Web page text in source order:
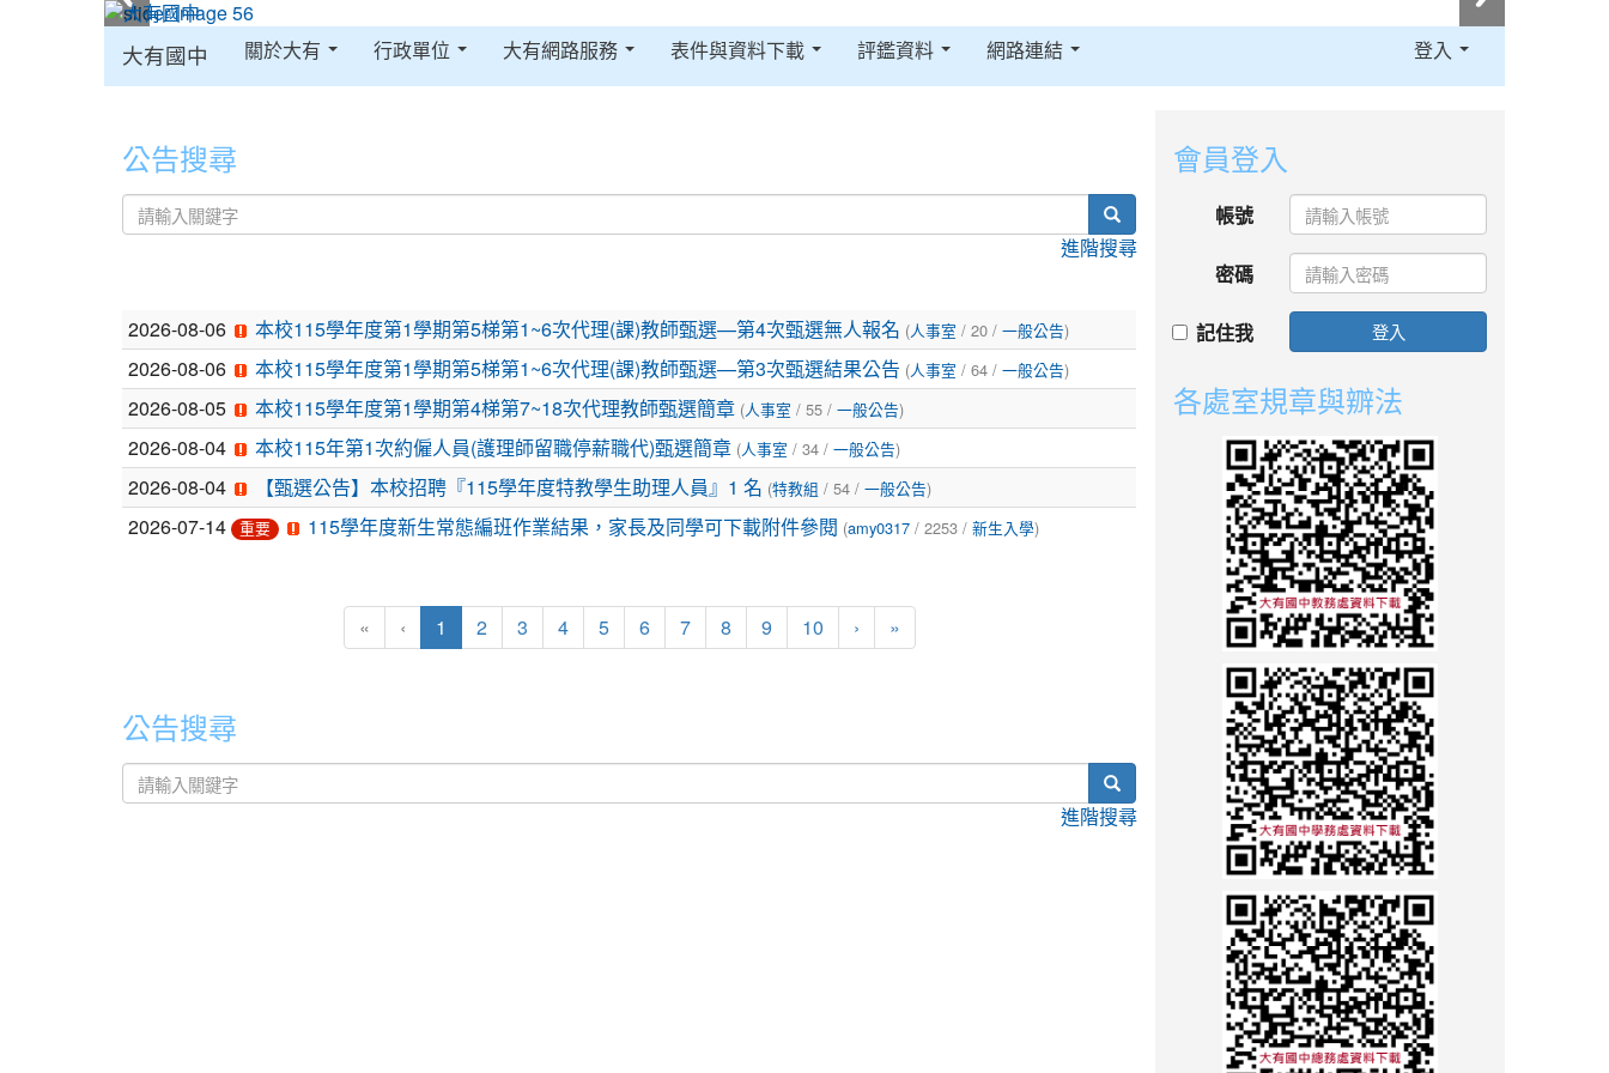
大有國中 關於大有 行政單位 大有網路服務 表件與資料下載 評鑑資料 網路連結 登入
公告搜尋
進階搜尋
文
章
列
表
2026-08-06 本校115學年度第1學期第5梯第1~6次代理(課)教師甄選—第4次甄選無人報名 (人事室 / 20 / 一般公告)
2026-08-06 本校115學年度第1學期第5梯第1~6次代理(課)教師甄選—第3次甄選結果公告 (人事室 / 64 / 一般公告)
2026-08-05 本校115學年度第1學期第4梯第7~18次代理教師甄選簡章 (人事室 / 55 / 一般公告)
2026-08-04 本校115年第1次約僱人員(護理師留職停薪職代)甄選簡章 (人事室 / 34 / 一般公告)
2026-08-04 【甄選公告】本校招聘『115學年度特教學生助理人員』1 名 (特教組 / 54 / 一般公告)
2026-07-14 重要 115學年度新生常態編班作業結果，家長及同學可下載附件參閱 (amy0317 / 2253 / 新生入學)
« ‹ 1 (current)
2 3 4 5 6 7 8 9 10 › »
公告搜尋
進階搜尋
會員登入
帳號
密碼
記住我 登入
各處室規章與辧法